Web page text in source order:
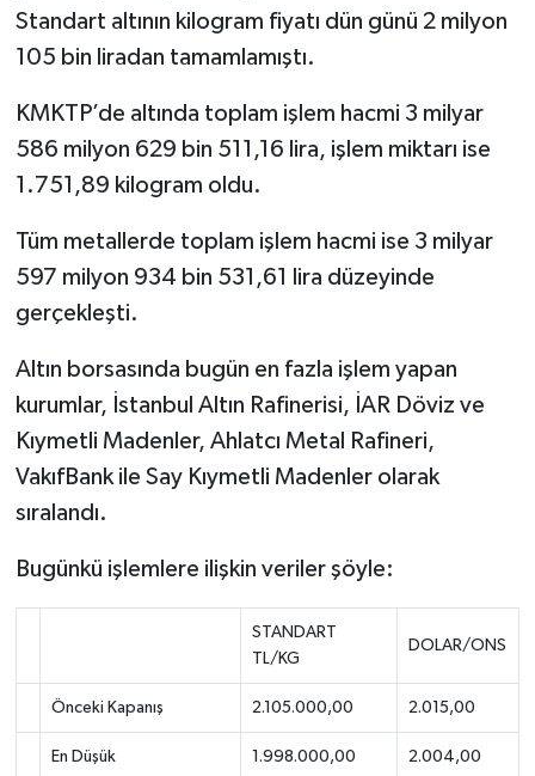
Standart altının kilogram fiyatı dün günü 2 milyon
105 bin liradan tamamlamıştı.
KMKTP’de altında toplam işlem hacmi 3 milyar
586 milyon 629 bin 511,16 lira, işlem miktarı ise
1.751,89 kilogram oldu.
Tüm metallerde toplam işlem hacmi ise 3 milyar
597 milyon 934 bin 531,61 lira düzeyinde
gerçekleşti.
Altın borsasında bugün en fazla işlem yapan
kurumlar, İstanbul Altın Rafinerisi, İAR Döviz ve
Kıymetli Madenler, Ahlatcı Metal Rafineri,
VakıfBank ile Say Kıymetli Madenler olarak
sıralandı.
Bugünkü işlemlere ilişkin veriler şöyle:
STANDART
TL/KG
DOLAR/ONS
Önceki Kapanış 2.105.000,00 2.015,00
En Düşük 1.998.000,00 2.004,00